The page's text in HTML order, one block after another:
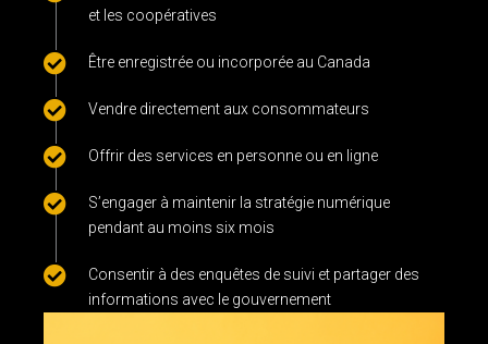
et les coopératives
Être enregistrée ou incorporée au Canada
Vendre directement aux consommateurs
Offrir des services en personne ou en ligne
S’engager à maintenir la stratégie numérique
pendant au moins six mois
Consentir à des enquêtes de suivi et partager des
informations avec le gouvernement